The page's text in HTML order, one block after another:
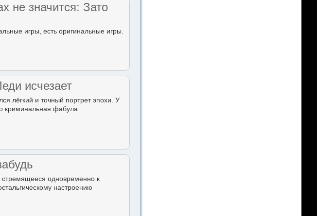
не значится: Зато
игры, есть оригинальные игры.
исчезает
лёгкий и точный портрет эпохи. У
криминальная фабула
стремящееся одновременно к
настроению